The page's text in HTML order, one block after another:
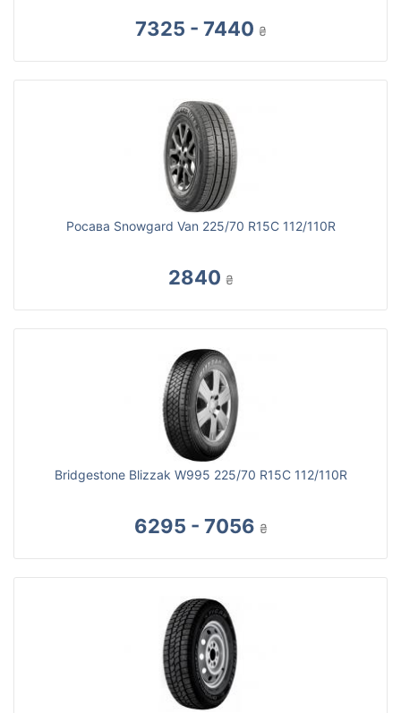
7325 - 7440 ₴
Росава Snowgard Van 225/70 R15C 112/110R
2840 ₴
Bridgestone Blizzak W995 225/70 R15C 112/110R
6295 - 7056 ₴